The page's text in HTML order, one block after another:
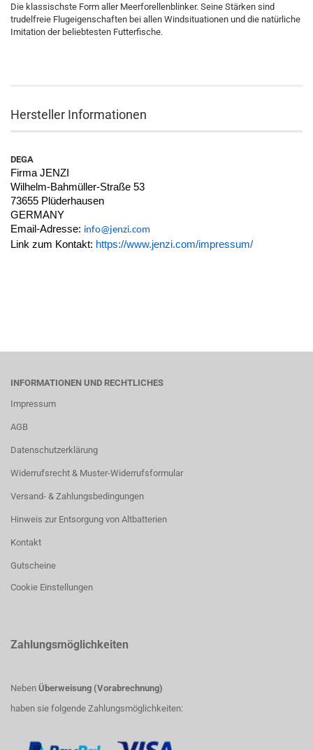
Die klassischste Form aller Meerforellenblinker. Seine Stärken sind
trudelfreie Flugeigenschaften bei allen Windsituationen und die natürliche
Imitation der beliebtesten Futterfische.
Hersteller Informationen
DEGA
Firma JENZI
Wilhelm-Bahmüller-Straße 53
73655 Plüderhausen
GERMANY
Email-Adresse: info@jenzi.com
Link zum Kontakt: https://www.jenzi.com/impressum/
INFORMATIONEN UND RECHTLICHES
Impressum
AGB
Datenschutzerklärung
Widerrufsrecht & Muster-Widerrufsformular
Versand- & Zahlungsbedingungen
Hinweis zur Entsorgung von Altbatterien
Kontakt
Gutscheine
Cookie Einstellungen
Zahlungsmöglichkeiten
Neben Überweisung (Vorabrechnung)
haben sie folgende Zahlungsmöglichkeiten: